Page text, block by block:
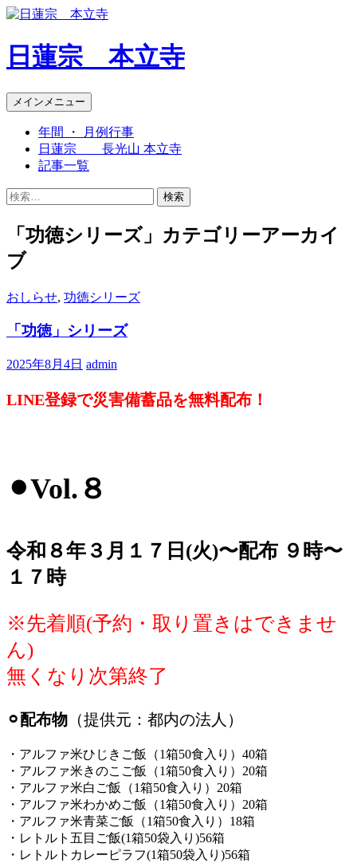
日蓮宗 本立寺
検
索
メインメニュー コ
テ
ン
ッ
年間 ・ 月例行事
日蓮宗 長光山 本立寺
記事一覧
検
「功徳シリーズ」カテゴリーアーカイ
ブ
おしらせ, 功徳シリーズ
「功徳」シリーズ
2025年8月4日 admin
LINE登録で災害備蓄品を無料配布！
⚫︎Vol.８
令和８年３月１７日(火)〜配布 ９時〜
１７時
※先着順(予約・取り置きはできませ
ん)
無くなり次第終了
⚪︎配布物 （提供元：都内の法人）
・アルファ米ひじきご飯（1箱50食入り）40箱
・アルファ米きのこご飯（1箱50食入り）20箱
・アルファ米白ご飯（1箱50食入り）20箱
・アルファ米わかめご飯（1箱50食入り）20箱
・アルファ米青菜ご飯（1箱50食入り）18箱
・レトルト五目ご飯(1箱50袋入り)56箱
・レトルトカレーピラフ(1箱50袋入り)56箱